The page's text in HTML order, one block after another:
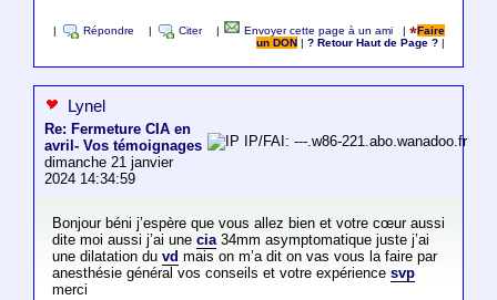
Répondre Citer Envoyer cette page à un ami |
Faire
un DON
|? Retour Haut de Page ?
Lynel
Re: Fermeture CIA en
avril- Vos témoignages
dimanche 21 janvier
2024 14:34:59
IP/FAI: ---.w86-221.abo.wanadoo.fr
Bonjour béni j’espère que vous allez bien et votre cœur aussi
dite moi aussi j’ai une cia34mm asymptomatique juste j’ai
une dilatation du vd mais on m’a dit on vas vous la faire par
anesthésie général vos conseils et votre expérience svp
merci